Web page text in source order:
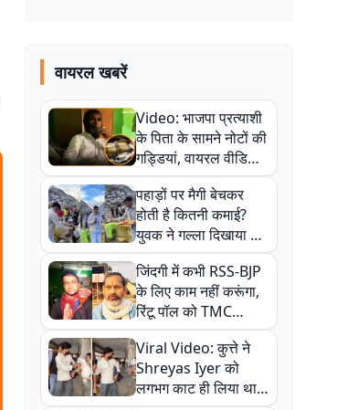
वायरल खबरें
Video: भाजपा प्रत्याशी
के पिता के सामने नोटों की
गड्डियां, वायरल वीडियो
से राजनीति में उबाल,
अजित महतो बोले- TMC
की गंदी चाल
पहाड़ों पर मैगी बेचकर
होती है कितनी कमाई?
युवक ने गल्ला दिखाया तो
नौकरी वालों के खड़े हो गए
कान
जिंदगी में कभी RSS-BJP
के लिए काम नहीं करूंगा,
रिंटू पॉल को TMC
ऑफिस में ले जाकर पीटा,
Video वायरल
Viral Video: कुत्ते ने
Shreyas Iyer को
लगभग काट ही लिया था,